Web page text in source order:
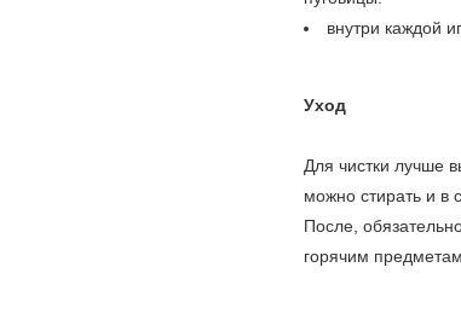
внутри каждой
Уход
Для чистки лучше
можно стирать и в
После,
горячим предметам.